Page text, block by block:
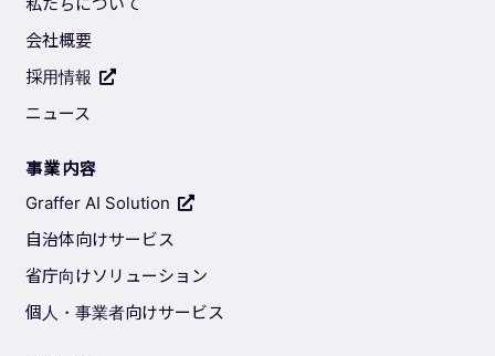
会社概要
採用情報
ニュース
事業内容
Graffer AI Solution
自治体向けサービス
省庁向けソリューション
個人・事業者向けサービス